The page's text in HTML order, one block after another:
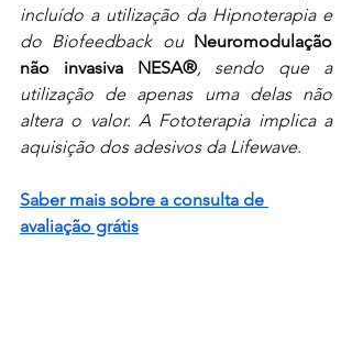
incluído a utilização da Hipnoterapia e
do Biofeedback ou Neuromodulação
não invasiva NESA®, sendo que a
utilização de apenas uma delas não
altera o valor. A Fototerapia implica a
aquisição dos adesivos da Lifewave.
Saber mais sobre a consulta de
avaliação grátis